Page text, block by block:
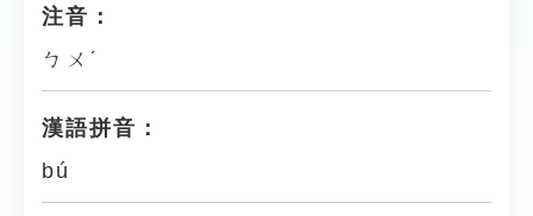
注音：
ㄅㄨˊ
漢語拼音：
bú